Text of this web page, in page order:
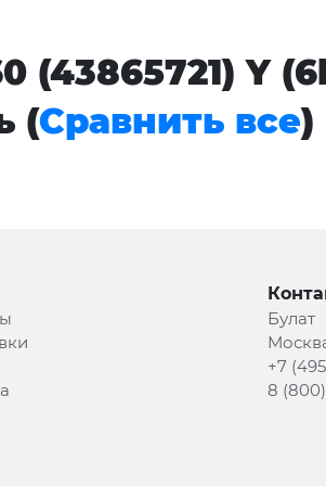
(43865721) Y
(Сравнить все)
Булат
+7
8